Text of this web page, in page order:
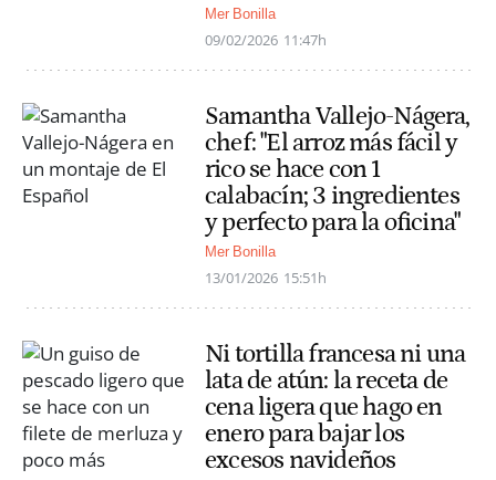
Mer Bonilla
09/02/2026 11:47h
Samantha Vallejo-Nágera,
chef: "El arroz más fácil y
rico se hace con 1
calabacín; 3 ingredientes
y perfecto para la oficina"
Mer Bonilla
13/01/2026 15:51h
Ni tortilla francesa ni una
lata de atún: la receta de
cena ligera que hago en
enero para bajar los
excesos navideños